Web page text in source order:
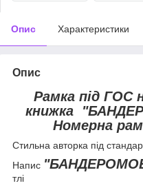
Опис Характеристики
Опис
Рамка під ГОС
книжка
Номерна
Стильна авторка під
Напис
тлі